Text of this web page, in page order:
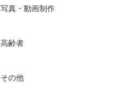
写真・動画制作
高齢者
その他